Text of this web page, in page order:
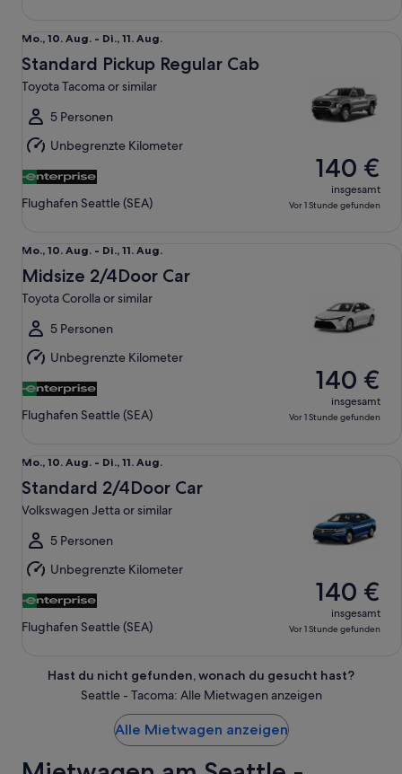
Mo.,
10.
Aug.
bis
Di.,
11.
Aug.
Mo., 10. Aug. - Di., 11. Aug.
Standard Pickup Regular Cab
Toyota Tacoma or similar
5 Personen
Unbegrenzte Kilometer
Flughafen Seattle (SEA)
140 €
insgesamt
Vor 1 Stunde gefunden
Mo.,
10.
Aug.
bis
Di.,
11.
Aug.
Mo., 10. Aug. - Di., 11. Aug.
Midsize 2/4Door Car
Toyota Corolla or similar
5 Personen
Unbegrenzte Kilometer
Flughafen Seattle (SEA)
140 €
insgesamt
Vor 1 Stunde gefunden
Mo.,
10.
Aug.
bis
Di.,
11.
Aug.
Mo., 10. Aug. - Di., 11. Aug.
Standard 2/4Door Car
Volkswagen Jetta or similar
5 Personen
Unbegrenzte Kilometer
Flughafen Seattle (SEA)
140 €
insgesamt
Vor 1 Stunde gefunden
Hast du nicht gefunden, wonach du gesucht hast?
Seattle - Tacoma: Alle Mietwagen anzeigen
Alle Mietwagen anzeigen